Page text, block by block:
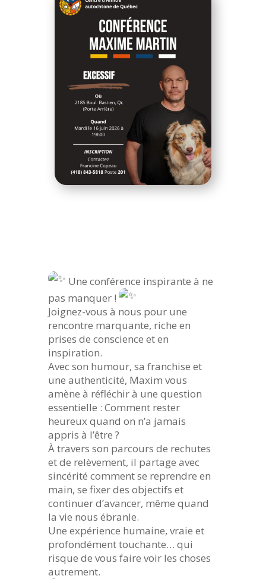
Une conférence inspirante à ne
pas manquer !
Joignez-vous à nous pour une
rencontre marquante, riche en
prises de conscience et en
inspiration.
Avec son humour, sa franchise et
une authenticité, Maxim vous
amène à réfléchir à une question
essentielle : Comment rester
heureux quand on n’a jamais
appris à l’être ?
À travers son parcours de rechutes
et de relèvement, il partage avec
sincérité comment se reprendre en
main, se fixer des objectifs et
continuer d’avancer, même quand
la vie nous ébranle.
Une expérience humaine, vraie et
profondément touchante… qui
risque de vous faire voir les choses
autrement.